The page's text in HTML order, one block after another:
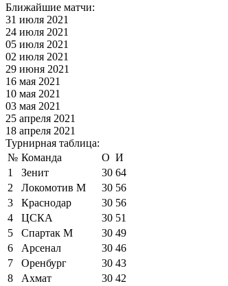
Ближайшие матчи:
31 июля 2021
24 июля 2021
05 июля 2021
02 июля 2021
29 июня 2021
16 мая 2021
10 мая 2021
03 мая 2021
25 апреля 2021
18 апреля 2021
Турнирная таблица:
№ Команда О И
1
Зенит 30 64
2
Локомотив М 30 56
3
Краснодар 30 56
4
ЦСКА 30 51
5
Спартак М 30 49
6
Арсенал 30 46
7
Оренбург 30 43
8
Ахмат 30 42